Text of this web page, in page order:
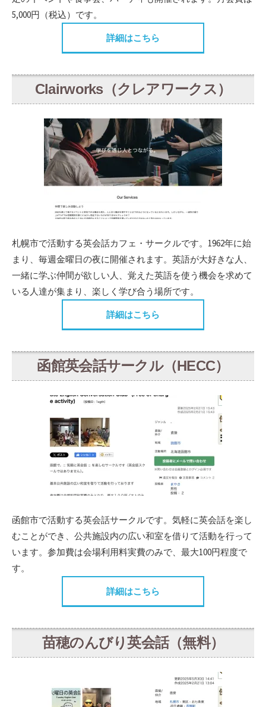
5,000円（税込）です。
詳細はこちら
Clairworks（クレアワークス）
札幌市で活動する英会話カフェ・サークルです。1962年に始
まり、毎週金曜日の夜に開催されます。英語が大好きな人、
一緒に学ぶ仲間が欲しい人、覚えた英語を使う機会を求めて
いる人達が集まり、楽しく学び合う場所です。
詳細はこちら
函館英会話サークル（HECC）
函館市で活動する英会話サークルです。気軽に英会話を楽し
むことができ、公共施設内の広い和室を借りて活動を行って
います。参加費は会場利用料実費のみで、最大100円程度で
す。
詳細はこちら
苗穂のんびり英会話（無料）